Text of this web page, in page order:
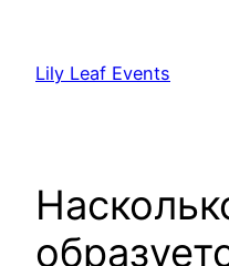
content
Lily Leaf Events